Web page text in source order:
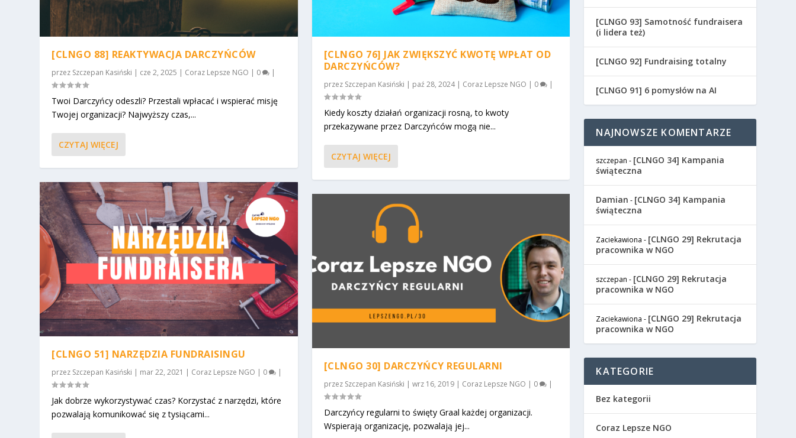
[CLNGO 88] REAKTYWACJA DARCZYŃCÓW
przez Szczepan Kasiński | cze 2, 2025 | Coraz Lepsze NGO | 0 |
Twoi Darczyńcy odeszli? Przestali wpłacać i wspierać misję
Twojej organizacji? Najwyższy czas,...
CZYTAJ WIĘCEJ
[CLNGO 51] NARZĘDZIA FUNDRAISINGU
przez Szczepan Kasiński | mar 22, 2021 | Coraz Lepsze NGO | 0 |
Jak dobrze wykorzystywać czas? Korzystać z narzędzi, które
pozwalają komunikować się z tysiącami...
[CLNGO 76] JAK ZWIĘKSZYĆ KWOTĘ WPŁAT OD
DARCZYŃCÓW?
przez Szczepan Kasiński | paź 28, 2024| Coraz Lepsze NGO | 0 |
Kiedy koszty działań organizacji rosną, to kwoty
przekazywane przez Darczyńców mogą nie...
CZYTAJ WIĘCEJ
[CLNGO 30] DARCZYŃCY REGULARNI
przez Szczepan Kasiński | wrz 16, 2019| Coraz Lepsze NGO | 0 |
Darczyńcy regularni to święty Graal każdej organizacji.
Wspierają organizację, pozwalają jej...
[CLNGO 93] Samotność fundraisera
(i lidera też)
[CLNGO 92] Fundraising totalny
[CLNGO 91] 6 pomysłów na AI
NAJNOWSZE KOMENTARZE
szczepan - [CLNGO 34] Kampania
świąteczna
Damian - [CLNGO 34] Kampania
świąteczna
Zaciekawiona - [CLNGO 29] Rekrutacja
pracownika w NGO
szczepan - [CLNGO 29] Rekrutacja
pracownika w NGO
Zaciekawiona - [CLNGO 29] Rekrutacja
pracownika w NGO
KATEGORIE
Bez kategorii
Coraz Lepsze NGO